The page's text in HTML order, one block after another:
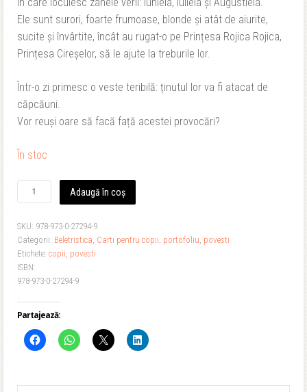
35,00 lei.
Ele sunt surori, foarte frumoase, blonde și atât de aiurite,
sucite și învârtite, încât au rugat-o pe Prințesa Rojica Rojica,
Prințesa Cireșelor, să le ajute la treburile lor.
Într-o zi primesc o veste teribilă: ținutul lor va fi atacat de
căpcăuni.
Vor reuși oare să facă față acestei provocări?
În stoc
si
capcaunii
Adaugă în coș
SKU: 978-973-0-27294-9
Categorii: Beletristica Carti pentru copii portofoliu povesti
Etichete: copii povesti
ISBN:
978-973-0-27294-9
Partajează: